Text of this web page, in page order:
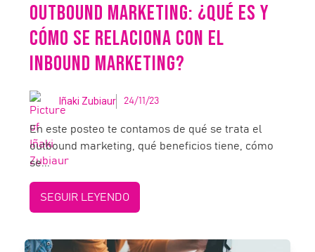
OUTBOUND MARKETING: ¿QUÉ ES Y
CÓMO SE RELACIONA CON EL
INBOUND MARKETING?
Iñaki Zubiaur 24/11/23
En este posteo te contamos de qué se trata el
outbound marketing, qué beneficios tiene, cómo
se...
SEGUIR LEYENDO